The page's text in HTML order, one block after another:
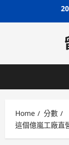
Home
分數
這個億嵐工廠直